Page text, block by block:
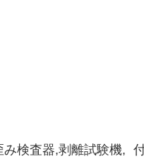
検査器,剥離試験機,